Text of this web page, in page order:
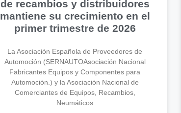
de recambios y distribuidores
mantiene su crecimiento en el
primer trimestre de 2026
La Asociación Española de Proveedores de
Automoción (SERNAUTOAsociación Nacional
Fabricantes Equipos y Componentes para
Automoción.) y la Asociación Nacional de
Comerciantes de Equipos, Recambios,
Neumáticos